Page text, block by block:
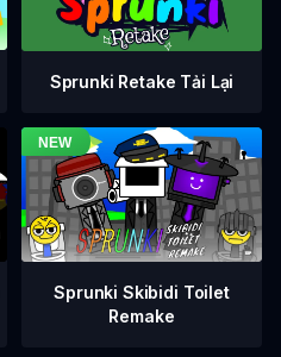
Sprunki Retake Tải Lại
Sprunki Skibidi Toilet
Remake